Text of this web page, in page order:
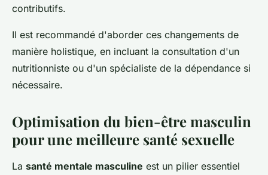
contributifs.
Il est recommandé d'aborder ces changements de
manière holistique, en incluant la consultation d'un
nutritionniste ou d'un spécialiste de la dépendance si
nécessaire.
Optimisation du bien-être masculin
pour une meilleure santé sexuelle
La santé mentale masculine est un pilier essentiel